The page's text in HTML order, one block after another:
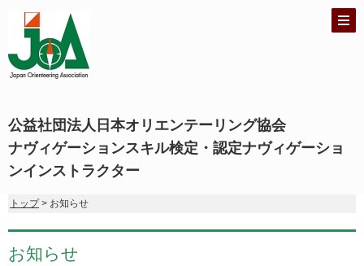
公益社団法人日本オリエンテーリング協会
ナヴィゲーションスキル検定・認定ナヴィゲーショ
ンインストラクター
トップ> お知らせ
お知らせ